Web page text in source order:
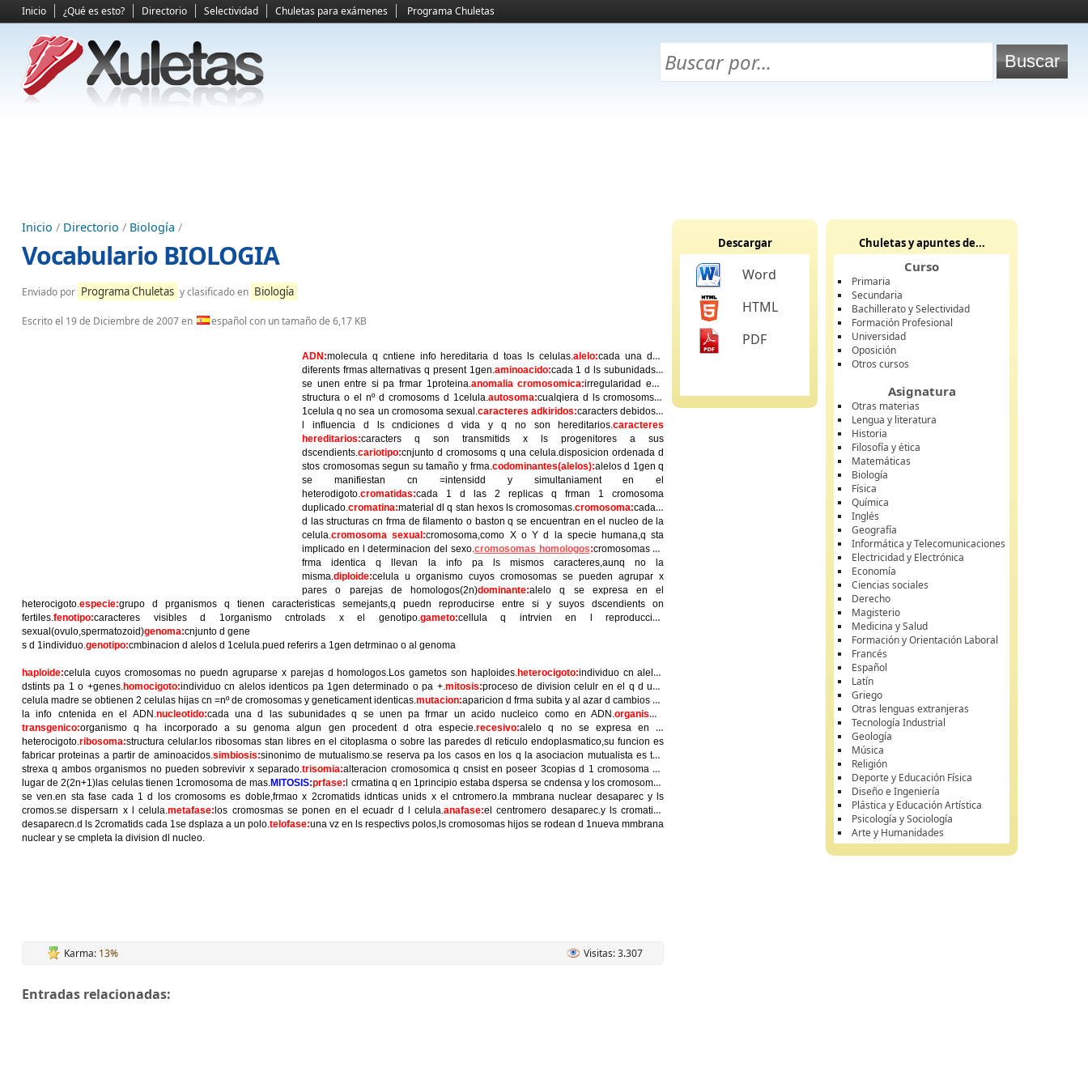
Inicio ¿Qué es esto? Directorio Selectividad Chuletas para exámenes Programa Chuletas
Inicio / Directorio / Biología /
Vocabulario BIOLOGIA
Enviado por Programa Chuletas y clasificado en Biología
Escrito el 19 de Diciembre de 2007en español con un tamaño de 6,17 KB
ADN:molecula q cntiene info hereditaria d toas ls celulas.alelo:cada una d ls
diferents frmas alternativas q present 1gen.aminoacido:cada 1 d ls subunidads q
se unen entre si pa frmar 1proteina.anomalia cromosomica:irregularidad en l
structura o el nº d cromosoms d 1celula.autosoma:cualqiera d ls cromosoms d
1celula q no sea un cromosoma sexual.caracteres adkiridos:caracters debidos a
l influencia d ls cndiciones d vida y q no son hereditarios.caracteres
hereditarios:caracters q son transmitids x ls progenitores a sus
dscendients.cariotipo:cnjunto d cromosoms q una celula.disposicion ordenada d
stos cromosomas segun su tamaño y frma.codominantes(alelos):alelos d 1gen q
se manifiestan cn =intensidd y simultaniament en el
heterodigoto.cromatidas:cada 1 d las 2 replicas q frman 1 cromosoma
duplicado.cromatina:material dl q stan hexos ls cromosomas.cromosoma:cada 1
d las structuras cn frma de filamento o baston q se encuentran en el nucleo de la
celula.cromosoma sexual:cromosoma,como X o Y d la specie humana,q sta
implicado en l determinacion del sexo.cromosomas homologos:cromosomas de
frma identica q llevan la info pa ls mismos caracteres,aunq no la
misma.diploide:celula u organismo cuyos cromosomas se pueden agrupar x
pares o parejas de homologos(2n)dominante:alelo q se expresa en el
heterocigoto.especie:grupo d prganismos q tienen caracteristicas semejants,q puedn reproducirse entre si y suyos dscendients on
fertiles.fenotipo:caracteres visibles d 1organismo cntrolads x el genotipo.gameto:cellula q intrvien en l reproduccion
sexual(ovulo,spermatozoid)genoma:cnjunto d gene
s d 1individuo.genotipo:cmbinacion d alelos d 1celula.pued referirs a 1gen detrminao o al genoma
haploide:celula cuyos cromosomas no puedn agruparse x parejas d homologos.Los gametos son haploides.heterocigoto:individuo cn alelos
dstints pa 1 o +genes.homocigoto:individuo cn alelos identicos pa 1gen determinado o pa +.mitosis:proceso de division celulr en el q d una
celula madre se obtienen 2 celulas hijas cn =nº de cromosomas y geneticament identicas.mutacion:aparicion d frma subita y al azar d cambios en
la info cntenida en el ADN.nucleotido:cada una d las subunidades q se unen pa frmar un acido nucleico como en ADN.organismo
transgenico:organismo q ha incorporado a su genoma algun gen procedent d otra especie.recesivo:alelo q no se expresa en el
heterocigoto.ribosoma:structura celular.los ribosomas stan libres en el citoplasma o sobre las paredes dl reticulo endoplasmatico,su funcion es
fabricar proteinas a partir de aminoacidos.simbiosis:sinonimo de mutualismo.se reserva pa los casos en los q la asociacion mutualista es tan
strexa q ambos organismos no pueden sobrevivir x separado.trisomia:alteracion cromosomica q cnsist en poseer 3copias d 1 cromosoma en
lugar de 2(2n+1)las celulas tienen 1cromosoma de mas.MITOSIS:prfase: l crmatina q en 1principio estaba dspersa se cndensa y los cromosomas
se ven.en sta fase cada 1 d los cromosoms es doble,frmao x 2cromatids idnticas unids x el cntromero.la mmbrana nuclear desaparec y ls
cromos.se dispersarn x l celula.metafase: los cromosmas se ponen en el ecuadr d l celula.anafase:el centromero desaparec.y ls cromatids
desaparecn.d ls 2cromatids cada 1se dsplaza a un polo.telofase:una vz en ls respectivs polos,ls cromosomas hijos se rodean d 1nueva mmbrana
nuclear y se cmpleta la division dl nucleo.
Karma: 13% Visitas: 3.307
Entradas relacionadas:
Descargar
Word
HTML
PDF
Chuletas y apuntes de...
Curso
Primaria
Secundaria
Bachillerato y Selectividad
Formación Profesional
Universidad
Oposición
Otros cursos
Asignatura
Otras materias
Lengua y literatura
Historia
Filosofía y ética
Matemáticas
Biología
Física
Química
Inglés
Geografía
Informática y Telecomunicaciones
Electricidad y Electrónica
Economía
Ciencias sociales
Derecho
Magisterio
Medicina y Salud
Formación y Orientación Laboral
Francés
Español
Latín
Griego
Otras lenguas extranjeras
Tecnología Industrial
Geología
Música
Religión
Deporte y Educación Física
Diseño e Ingeniería
Plástica y Educación Artística
Psicología y Sociología
Arte y Humanidades